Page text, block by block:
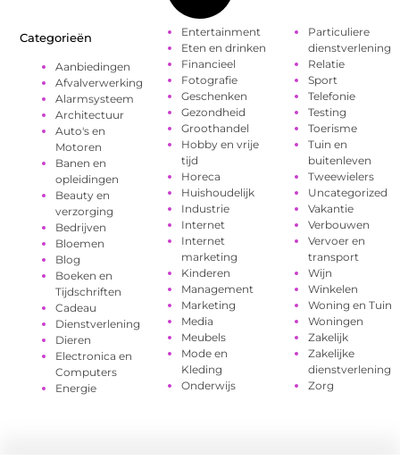
Categorieën
Aanbiedingen
Afvalverwerking
Alarmsysteem
Architectuur
Auto's en
Motoren
Banen en
opleidingen
Beauty en
verzorging
Bedrijven
Bloemen
Blog
Boeken en
Tijdschriften
Cadeau
Dienstverlening
Dieren
Electronica en
Computers
Energie
Entertainment
Eten en drinken
Financieel
Fotografie
Geschenken
Gezondheid
Groothandel
Hobby en vrije
tijd
Horeca
Huishoudelijk
Industrie
Internet
Internet
marketing
Kinderen
Management
Marketing
Media
Meubels
Mode en
Kleding
Onderwijs
Particuliere
dienstverlening
Relatie
Sport
Telefonie
Testing
Toerisme
Tuin en
buitenleven
Tweewielers
Uncategorized
Vakantie
Verbouwen
Vervoer en
transport
Wijn
Winkelen
Woning en Tuin
Woningen
Zakelijk
Zakelijke
dienstverlening
Zorg